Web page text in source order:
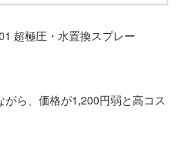
超極圧・水置換スプレー
ら、価格が1,200円弱と高コス